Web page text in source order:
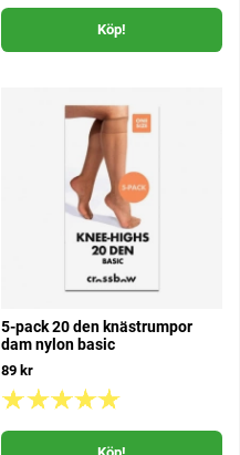
Köp!
5-pack 20 den knästrumpor
dam nylon basic
89 kr